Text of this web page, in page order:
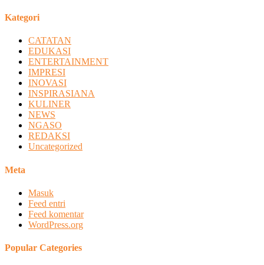
Kategori
CATATAN
EDUKASI
ENTERTAINMENT
IMPRESI
INOVASI
INSPIRASIANA
KULINER
NEWS
NGASO
REDAKSI
Uncategorized
Meta
Masuk
Feed entri
Feed komentar
WordPress.org
Popular Categories